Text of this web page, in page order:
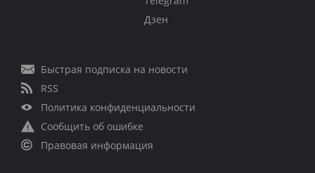
Дзен
Быстрая подписка на новости
RSS
Политика конфиденциальности
Сообщить об ошибке
Правовая информация